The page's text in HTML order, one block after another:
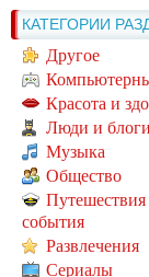
КАТЕГОРИИ
Другое
Красота и
Люди и блоги
Музыка
Общество
Путешествия
события
Развлечения
Сериалы